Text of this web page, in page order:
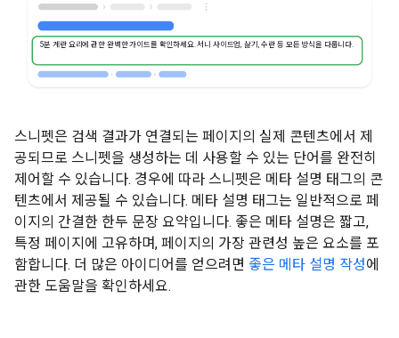
5분 계란 요리에 관한 완벽한 가이드를 확인하세요. 서니 사이드업, 삶기, 수란 등 모든 방식을 다룹니다.
스니펫은 검색 결과가 연결되는 페이지의 실제 콘텐츠에서 제
공되므로 스니펫을 생성하는 데 사용할 수 있는 단어를 완전히
제어할 수 있습니다. 경우에 따라 스니펫은 메타 설명 태그의 콘
텐츠에서 제공될 수 있습니다. 메타 설명 태그는 일반적으로 페
이지의 간결한 한두 문장 요약입니다. 좋은 메타 설명은 짧고,
특정 페이지에 고유하며, 페이지의 가장 관련성 높은 요소를 포
함합니다. 더 많은 아이디어를 얻으려면 좋은 메타 설명 작성에
관한 도움말을 확인하세요.